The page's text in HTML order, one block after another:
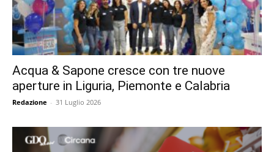
Acqua & Sapone cresce con tre nuove
aperture in Liguria, Piemonte e Calabria
Redazione - 31 Luglio 2026